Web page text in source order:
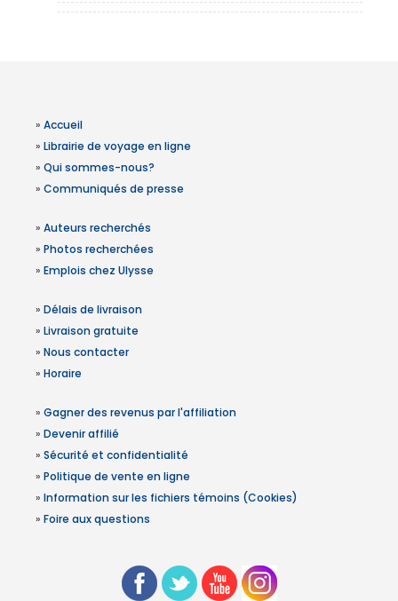
» Accueil
» Librairie de voyage en ligne
» Qui sommes-nous?
» Communiqués de presse
» Auteurs recherchés
» Photos recherchées
» Emplois chez Ulysse
» Délais de livraison
» Livraison gratuite
» Nous contacter
» Horaire
» Gagner des revenus par l'affiliation
» Devenir affilié
» Sécurité et confidentialité
» Politique de vente en ligne
» Information sur les fichiers témoins (Cookies)
» Foire aux questions